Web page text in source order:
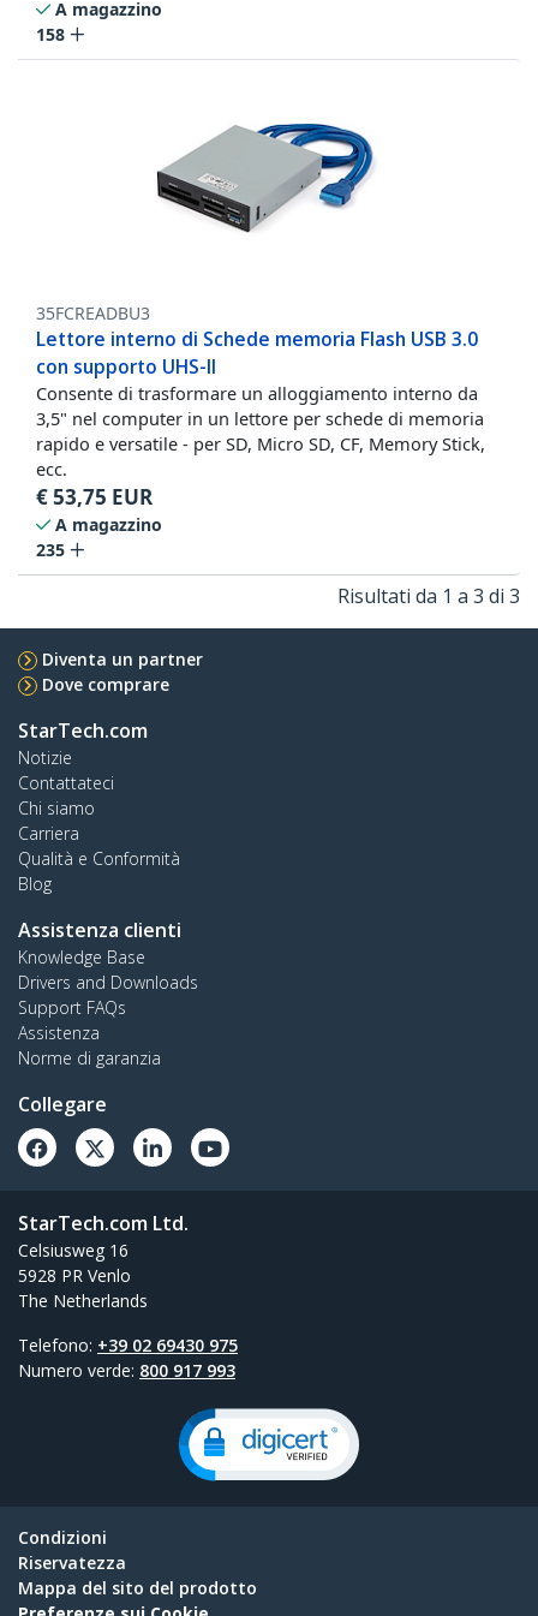
A magazzino
158
35FCREADBU3
Lettore interno di Schede memoria Flash USB 3.0
con supporto UHS-II
Consente di trasformare un alloggiamento interno da
3,5" nel computer in un lettore per schede di memoria
rapido e versatile - per SD, Micro SD, CF, Memory Stick,
ecc.
€53,75 EUR
A magazzino
235
Risultati da 1 a 3 di 3
Diventa un partner
Dove comprare
StarTech.com
Notizie
Contattateci
Chi siamo
Carriera
Qualità e Conformità
Blog
Assistenza clienti
Knowledge Base
Drivers and Downloads
Support FAQs
Assistenza
Norme di garanzia
Collegare
StarTech.com Ltd.
Celsiusweg 16
5928 PR Venlo
The Netherlands
Telefono: +39 02 69430 975
Numero verde: 800 917 993
Condizioni
Riservatezza
Mappa del sito del prodotto